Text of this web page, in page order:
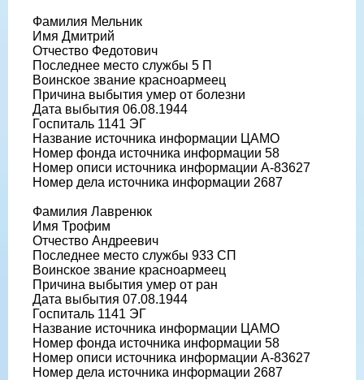
Фамилия Мельник
Имя Дмитрий
Отчество Федотович
Последнее место службы 5 П
Воинское звание красноармеец
Причина выбытия умер от болезни
Дата выбытия 06.08.1944
Госпиталь 1141 ЭГ
Название источника информации ЦАМО
Номер фонда источника информации 58
Номер описи источника информации А-83627
Номер дела источника информации 2687
Фамилия Лавренюк
Имя Трофим
Отчество Андреевич
Последнее место службы 933 СП
Воинское звание красноармеец
Причина выбытия умер от ран
Дата выбытия 07.08.1944
Госпиталь 1141 ЭГ
Название источника информации ЦАМО
Номер фонда источника информации 58
Номер описи источника информации А-83627
Номер дела источника информации 2687